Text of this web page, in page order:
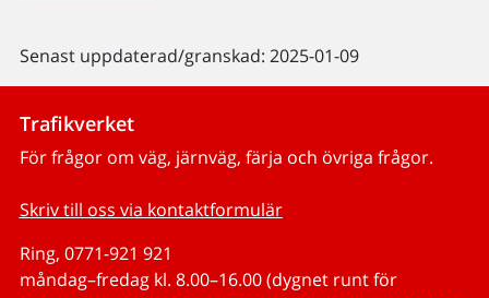
Senast uppdaterad/granskad: 2025-01-09
Trafikverket
För frågor om väg, järnväg, färja och övriga frågor.
Skriv till oss via kontaktformulär
Ring, 0771-921 921
måndag–fredag kl. 8.00–16.00 (dygnet runt för